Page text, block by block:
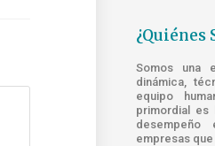
¿Quiénes
Somos una
dinámica,
equipo
primordial es
empresas